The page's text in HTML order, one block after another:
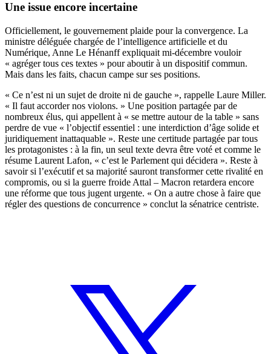
Une issue encore incertaine
Officiellement, le gouvernement plaide pour la convergence. La
ministre déléguée chargée de l’intelligence artificielle et du
Numérique, Anne Le Hénanff expliquait mi-décembre vouloir
« agréger tous ces textes » pour aboutir à un dispositif commun.
Mais dans les faits, chacun campe sur ses positions.
« Ce n’est ni un sujet de droite ni de gauche », rappelle Laure Miller.
« Il faut accorder nos violons. » Une position partagée par de
nombreux élus, qui appellent à « se mettre autour de la table » sans
perdre de vue « l’objectif essentiel : une interdiction d’âge solide et
juridiquement inattaquable ». Reste une certitude partagée par tous
les protagonistes : à la fin, un seul texte devra être voté et comme le
résume Laurent Lafon, « c’est le Parlement qui décidera ». Reste à
savoir si l’exécutif et sa majorité sauront transformer cette rivalité en
compromis, ou si la guerre froide Attal – Macron retardera encore
une réforme que tous jugent urgente. « On a autre chose à faire que
régler des questions de concurrence » conclut la sénatrice centriste.